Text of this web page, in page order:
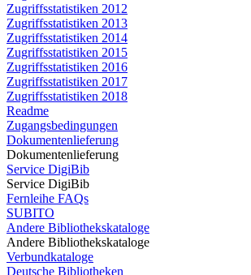
Zugriffsstatistiken 2012
Zugriffsstatistiken 2013
Zugriffsstatistiken 2014
Zugriffsstatistiken 2015
Zugriffsstatistiken 2016
Zugriffsstatistiken 2017
Zugriffsstatistiken 2018
Readme
Zugangsbedingungen
Dokumentenlieferung
Dokumentenlieferung
Service DigiBib
Service DigiBib
Fernleihe FAQs
SUBITO
Andere Bibliothekskataloge
Andere Bibliothekskataloge
Verbundkataloge
Deutsche Bibliotheken